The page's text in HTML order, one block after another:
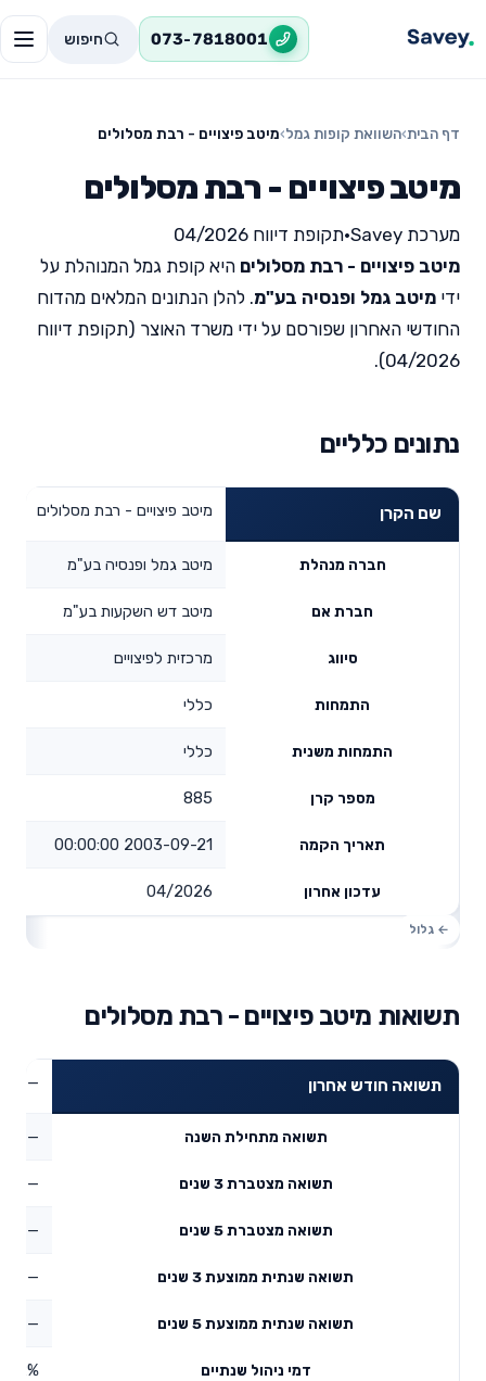
073-7818001 חיפוש
דף הבית›השוואת קופות גמל›מיטב פיצויים - רבת מסלולים
מיטב פיצויים - רבת מסלולים
מערכת Savey •תקופת דיווח 04/2026
מיטב פיצויים - רבת מסלולים היא קופת גמל המנוהלת על
ידי מיטב גמל ופנסיה בע"מ. להלן הנתונים המלאים מהדוח
החודשי האחרון שפורסם על ידי משרד האוצר (תקופת דיווח
04/2026).
נתונים כלליים
שם הקרן מיטב פיצויים - רבת מסלולים
חברה מנהלת מיטב גמל ופנסיה בע"מ
חברת אם מיטב דש השקעות בע"מ
סיווג מרכזית לפיצויים
התמחות כללי
התמחות משנית כללי
מספר קרן 885
תאריך הקמה 2003-09-21 00:00:00
עדכון אחרון 04/2026
תשואות מיטב פיצויים - רבת מסלולים
תשואה חודש אחרון —
תשואה מתחילת השנה —
תשואה מצטברת 3 שנים —
תשואה מצטברת 5 שנים —
תשואה שנתית ממוצעת 3 שנים —
תשואה שנתית ממוצעת 5 שנים —
דמי ניהול שנתיים 0.12%